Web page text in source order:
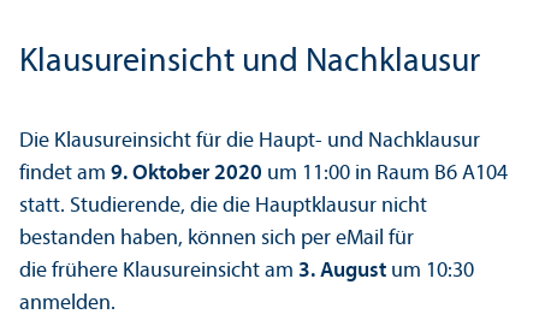
Klausureinsicht und Nachklausur
Die Klausureinsicht für die Haupt- und Nachklausur
findet am 9. Oktober 2020 um 11:00 in Raum B6 A104
statt. Studierende, die die Hauptklausur nicht
bestanden haben, können sich per eMail für
die frühere Klausureinsicht am 3. August um 10:30
anmelden.